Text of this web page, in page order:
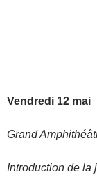
Vendredi 12 mai
Grand
Introduction de la